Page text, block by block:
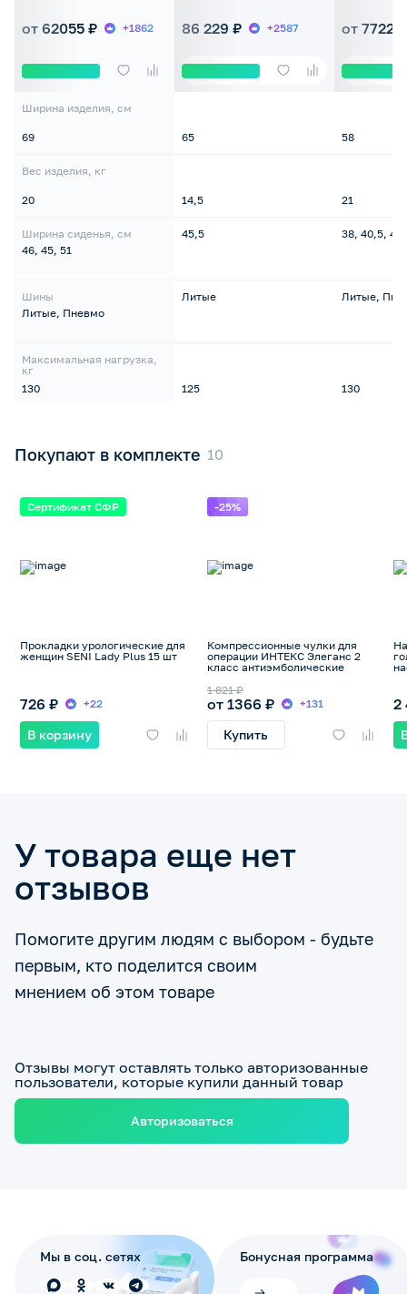
от 62055 ₽ +1862
Ширина изделия, см
69
Вес изделия, кг
20
Ширина сиденья, см
46, 45, 51
Шины
Литые, Пневмо
Максимальная нагрузка,
кг
130
86 229 ₽ +2587
65
14,5
45,5
Литые
125
от 77220
58
21
38, 40,5,
Литые,
130
Покупают в комплекте
Сертификат СФР
Прокладки урологические для
женщин SENI Lady Plus 15 шт
726 ₽ +22
В корзину
-25%
Компрессионные чулки для
операции ИНТЕКС Элеганс 2
класс антиэмболические
от 1366 ₽
1 821 ₽
+131
Купить
2
У товара еще нет
отзывов
Помогите другим людям с выбором - будьте
первым, кто поделится своим
мнением об этом товаре
Отзывы могут оставлять только авторизованные
пользователи, которые купили данный товар
Авторизоваться
Мы в соц. сетях Бонусная программа